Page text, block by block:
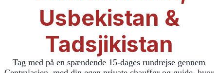
Usbekistan &
Tadsjikistan
Tag med på en spændende 15-dages rundrejse gennem